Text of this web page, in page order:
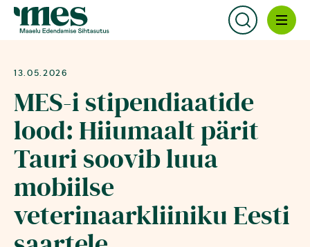
Uudised
Maaelu lood
Kontakt
13.05.2026
MES-i stipendiaatide
lood: Hiiumaalt pärit
Tauri soovib luua
mobiilse
veterinaarkliiniku Eesti